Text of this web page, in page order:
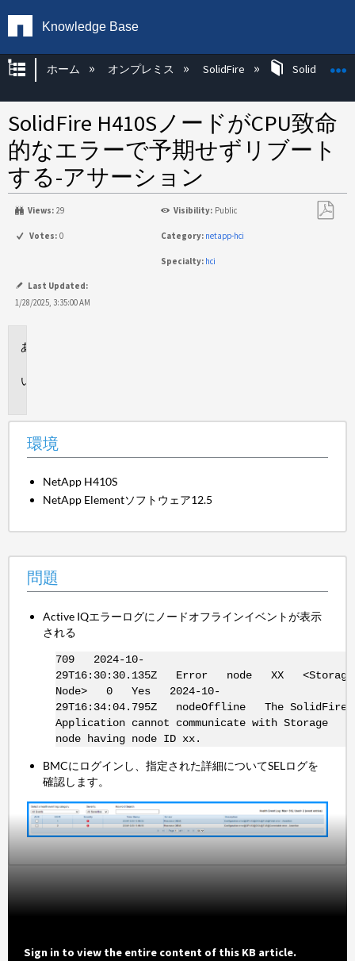
Knowledge Base
グローバル階層を展開/折りたたむ
ホーム オンプレミス SolidFire SolidFire
SolidFire H410SノードがCPU致命
的なエラーで予期せずリブート
する-アサーション
Views: 29 Visibility: Public
Votes: 0 Category: netapp-hci
Specialty: hci
Last Updated:
1/28/2025, 3:35:00 AM
環境
NetApp H410S
NetApp Elementソフトウェア12.5
問題
Active IQエラーログにノードオフラインイベントが表示
される
709 2024-10-
29T16:30:30.135Z Error node XX <Storage
Node> 0 Yes 2024-10-
29T16:34:04.795Z nodeOffline The SolidFire
Application cannot communicate with Storage
node having node ID xx.
BMCにログインし、指定された詳細についてSELログを
確認します。
Sign in to view the entire content of this KB article.